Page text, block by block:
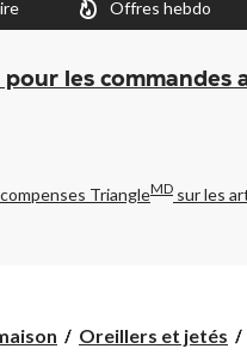
Offres hebdo
les commandes
TriangleMD sur les
Oreillers et jetés